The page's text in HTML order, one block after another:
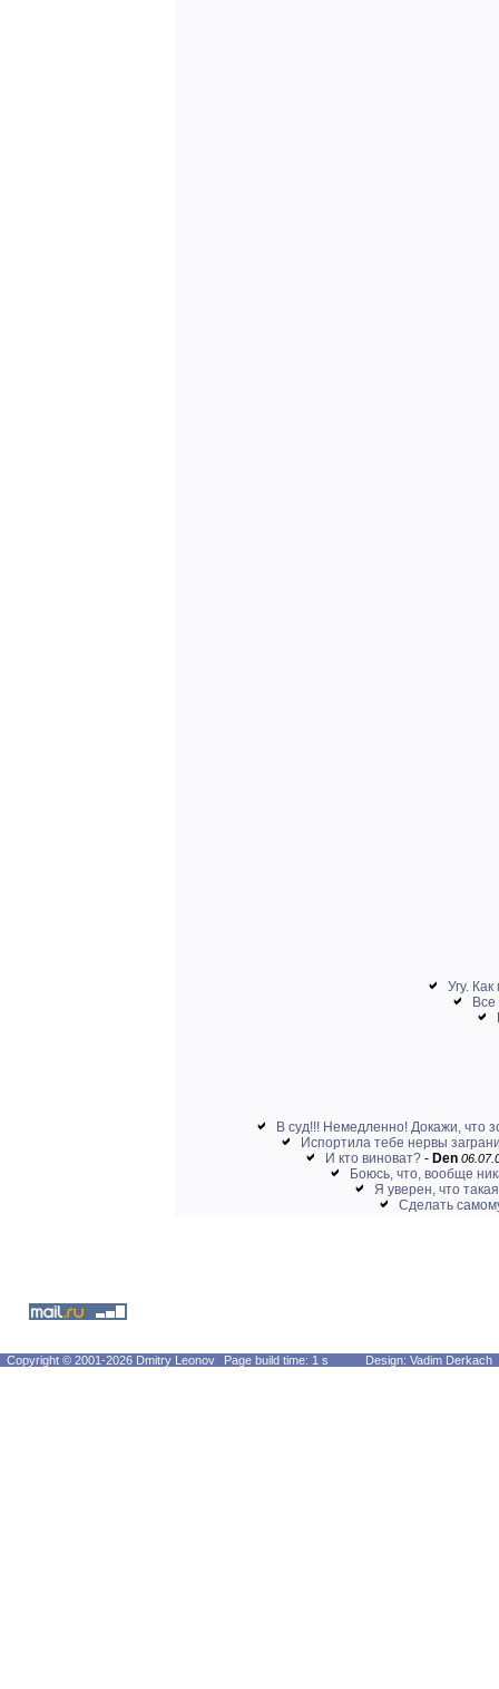
Угу.
Все
В суд!!! Немедленно! Докажи, что
Испортила тебе нервы
И кто виноват? - Den
Боюсь, что, вообще
Я уверен, что
Сделать
Copyright © 2001-2026 Dmitry Leonov Page build time: 1 s Design: Vadim Derkach